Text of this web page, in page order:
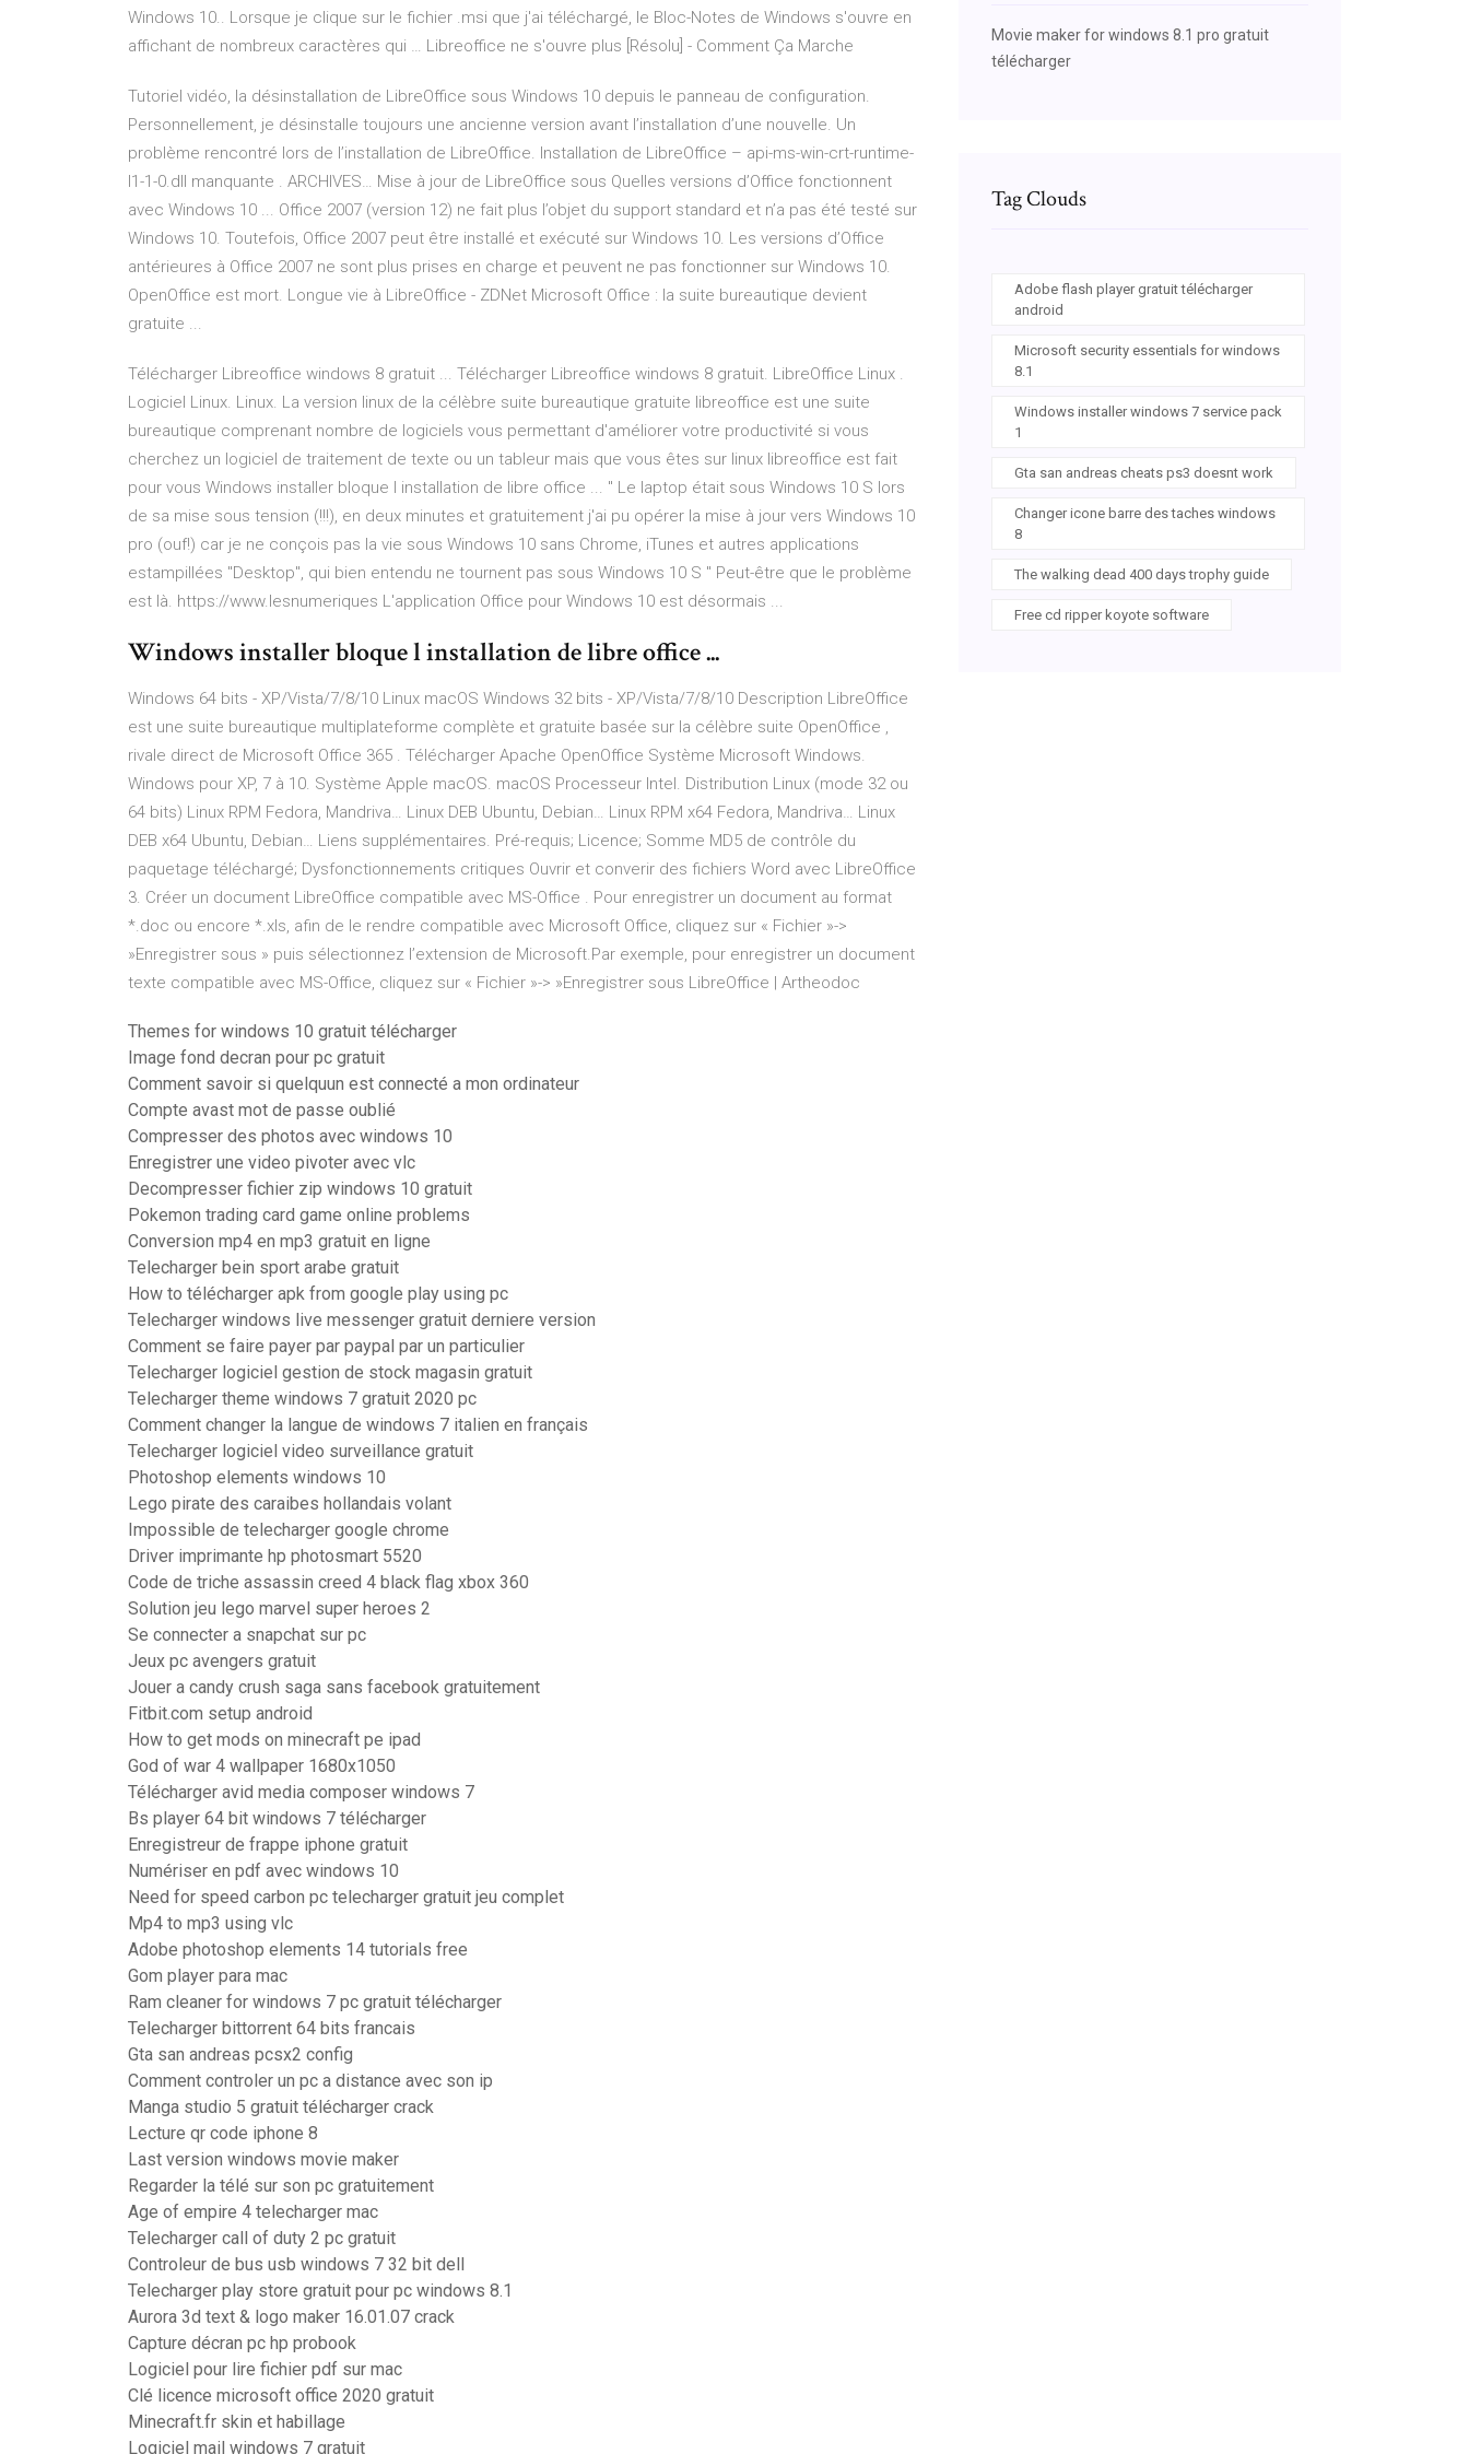
Windows 10.. Lorsque je clique sur le fichier .msi que j'ai téléchargé, le Bloc-Notes de Windows s'ouvre en
affichant de nombreux caractères qui … Libreoffice ne s'ouvre plus [Résolu] - Comment Ça Marche
Tutoriel vidéo, la désinstallation de LibreOffice sous Windows 10 depuis le panneau de configuration.
Personnellement, je désinstalle toujours une ancienne version avant l’installation d’une nouvelle. Un
problème rencontré lors de l’installation de LibreOffice. Installation de LibreOffice – api-ms-win-crt-runtime-
l1-1-0.dll manquante . ARCHIVES… Mise à jour de LibreOffice sous Quelles versions d’Office fonctionnent
avec Windows 10 ... Office 2007 (version 12) ne fait plus l’objet du support standard et n’a pas été testé sur
Windows 10. Toutefois, Office 2007 peut être installé et exécuté sur Windows 10. Les versions d’Office
antérieures à Office 2007 ne sont plus prises en charge et peuvent ne pas fonctionner sur Windows 10.
OpenOffice est mort. Longue vie à LibreOffice - ZDNet Microsoft Office : la suite bureautique devient
gratuite ...
Télécharger Libreoffice windows 8 gratuit ... Télécharger Libreoffice windows 8 gratuit. LibreOffice Linux .
Logiciel Linux. Linux. La version linux de la célèbre suite bureautique gratuite libreoffice est une suite
bureautique comprenant nombre de logiciels vous permettant d'améliorer votre productivité si vous
cherchez un logiciel de traitement de texte ou un tableur mais que vous êtes sur linux libreoffice est fait
pour vous Windows installer bloque l installation de libre office ... " Le laptop était sous Windows 10 S lors
de sa mise sous tension (!!!), en deux minutes et gratuitement j'ai pu opérer la mise à jour vers Windows 10
pro (ouf!) car je ne conçois pas la vie sous Windows 10 sans Chrome, iTunes et autres applications
estampillées "Desktop", qui bien entendu ne tournent pas sous Windows 10 S " Peut-être que le problème
est là. https://www.lesnumeriques L'application Office pour Windows 10 est désormais ...
Windows installer bloque l installation de libre office ...
Windows 64 bits - XP/Vista/7/8/10 Linux macOS Windows 32 bits - XP/Vista/7/8/10 Description LibreOffice
est une suite bureautique multiplateforme complète et gratuite basée sur la célèbre suite OpenOffice ,
rivale direct de Microsoft Office 365 . Télécharger Apache OpenOffice Système Microsoft Windows.
Windows pour XP, 7 à 10. Système Apple macOS. macOS Processeur Intel. Distribution Linux (mode 32 ou
64 bits) Linux RPM Fedora, Mandriva… Linux DEB Ubuntu, Debian… Linux RPM x64 Fedora, Mandriva… Linux
DEB x64 Ubuntu, Debian… Liens supplémentaires. Pré-requis; Licence; Somme MD5 de contrôle du
paquetage téléchargé; Dysfonctionnements critiques Ouvrir et converir des fichiers Word avec LibreOffice
3. Créer un document LibreOffice compatible avec MS-Office . Pour enregistrer un document au format
*.doc ou encore *.xls, afin de le rendre compatible avec Microsoft Office, cliquez sur « Fichier »->
»Enregistrer sous » puis sélectionnez l’extension de Microsoft.Par exemple, pour enregistrer un document
texte compatible avec MS-Office, cliquez sur « Fichier »-> »Enregistrer sous LibreOffice | Artheodoc
Themes for windows 10 gratuit télécharger
Image fond decran pour pc gratuit
Comment savoir si quelquun est connecté a mon ordinateur
Compte avast mot de passe oublié
Compresser des photos avec windows 10
Enregistrer une video pivoter avec vlc
Decompresser fichier zip windows 10 gratuit
Pokemon trading card game online problems
Conversion mp4 en mp3 gratuit en ligne
Telecharger bein sport arabe gratuit
How to télécharger apk from google play using pc
Telecharger windows live messenger gratuit derniere version
Comment se faire payer par paypal par un particulier
Telecharger logiciel gestion de stock magasin gratuit
Telecharger theme windows 7 gratuit 2020 pc
Comment changer la langue de windows 7 italien en français
Telecharger logiciel video surveillance gratuit
Photoshop elements windows 10
Lego pirate des caraibes hollandais volant
Impossible de telecharger google chrome
Driver imprimante hp photosmart 5520
Code de triche assassin creed 4 black flag xbox 360
Solution jeu lego marvel super heroes 2
Se connecter a snapchat sur pc
Jeux pc avengers gratuit
Jouer a candy crush saga sans facebook gratuitement
Fitbit.com setup android
How to get mods on minecraft pe ipad
God of war 4 wallpaper 1680x1050
Télécharger avid media composer windows 7
Bs player 64 bit windows 7 télécharger
Enregistreur de frappe iphone gratuit
Numériser en pdf avec windows 10
Need for speed carbon pc telecharger gratuit jeu complet
Mp4 to mp3 using vlc
Adobe photoshop elements 14 tutorials free
Gom player para mac
Ram cleaner for windows 7 pc gratuit télécharger
Telecharger bittorrent 64 bits francais
Gta san andreas pcsx2 config
Comment controler un pc a distance avec son ip
Manga studio 5 gratuit télécharger crack
Lecture qr code iphone 8
Last version windows movie maker
Regarder la télé sur son pc gratuitement
Age of empire 4 telecharger mac
Telecharger call of duty 2 pc gratuit
Controleur de bus usb windows 7 32 bit dell
Telecharger play store gratuit pour pc windows 8.1
Aurora 3d text & logo maker 16.01.07 crack
Capture décran pc hp probook
Logiciel pour lire fichier pdf sur mac
Clé licence microsoft office 2020 gratuit
Minecraft.fr skin et habillage
Logiciel mail windows 7 gratuit
Movie maker for windows 8.1 pro gratuit
télécharger
Tag Clouds
Adobe flash player gratuit télécharger
android
Microsoft security essentials for windows
8.1
Windows installer windows 7 service pack
1
Gta san andreas cheats ps3 doesnt work
Changer icone barre des taches windows
8
The walking dead 400 days trophy guide
Free cd ripper koyote software